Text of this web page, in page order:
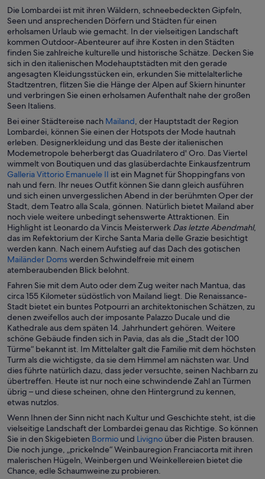
Die Lombardei ist mit ihren Wäldern, schneebedeckten Gipfeln,
Seen und ansprechenden Dörfern und Städten für einen
erholsamen Urlaub wie gemacht. In der vielseitigen Landschaft
kommen Outdoor-Abenteurer auf ihre Kosten in den Städten
finden Sie zahlreiche kulturelle und historische Schätze. Decken Sie
sich in den italienischen Modehauptstädten mit den gerade
angesagten Kleidungsstücken ein, erkunden Sie mittelalterliche
Stadtzentren, flitzen Sie die Hänge der Alpen auf Skiern hinunter
und verbringen Sie einen erholsamen Aufenthalt nahe der großen
Seen Italiens.
Bei einer Städtereise nach Mailand W
i
r
d
i
n
e
i
n
e
m
n
e
u
F
e
n
s
t
e
r
g
e
ö
f
n
e
, der Hauptstadt der Region
Lombardei, können Sie einen der Hotspots der Mode hautnah
erleben. Designerkleidung und das Beste der italienischen
Modemetropole beherbergt das Quadrilatero d' Oro. Das Viertel
wimmelt von Boutiquen und das glasüberdachte Einkausfzentrum
Galleria Vittorio Emanuele II W
i
r
d
i
n
e
i
n
e
n
e
u
e
n
F
e
n
s
t
e
g
e
ö
f
f
n
ist ein Magnet für Shoppingfans von
nah und fern. Ihr neues Outfit können Sie dann gleich ausführen
und sich einen unvergesslichen Abend in der berühmten Oper der
Stadt, dem Teatro alla Scala, gönnen. Natürlich bietet Mailand aber
noch viele weitere unbedingt sehenswerte Attraktionen. Ein
Highlight ist Leonardo da Vincis Meisterwerk Das letzte Abendmahl,
das im Refektorium der Kirche Santa Maria delle Grazie besichtigt
werden kann. Nach einem Aufstieg auf das Dach des gotischen
Mailänder DomsW
i
d
i
n
e
i
n
e
m
n
e
u
n
F
e
n
s
t
werden Schwindelfreie mit einem
atemberaubenden Blick belohnt.
Fahren Sie mit dem Auto oder dem Zug weiter nach Mantua, das
circa 155 Kilometer südöstlich von Mailand liegt. Die Renaissance-
Stadt bietet ein buntes Potpourri an architektonischen Schätzen, zu
denen zweifellos auch der imposante Palazzo Ducale und die
Kathedrale aus dem späten 14. Jahrhundert gehören. Weitere
schöne Gebäude finden sich in Pavia, das als die „Stadt der 100
Türme“ bekannt ist. Im Mittelalter galt die Familie mit dem höchsten
Turm als die wichtigste, da sie dem Himmel am nächsten war. Und
dies führte natürlich dazu, dass jeder versuchte, seinen Nachbarn zu
übertreffen. Heute ist nur noch eine schwindende Zahl an Türmen
übrig – und diese scheinen, ohne den Hintergrund zu kennen,
etwas nutzlos.
Wenn Ihnen der Sinn nicht nach Kultur und Geschichte steht, ist die
vielseitige Landschaft der Lombardei genau das Richtige. So können
Sie in den Skigebieten BormioW
i
r
d
und LivignoW
i
r
über die Pisten brausen.
Die noch junge, „prickelnde“ Weinbauregion Franciacorta mit ihren
malerischen Hügeln, Weinbergen und Weinkellereien bietet die
Chance, edle Schaumweine zu probieren.